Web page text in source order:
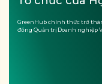
(VNIDA)
GreenHub chính thức trở
đồng Quản trị Doanh nghiệp